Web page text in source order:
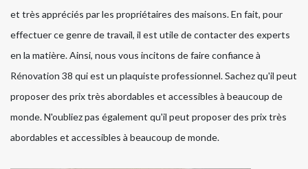
et très appréciés par les propriétaires des maisons. En fait, pour
effectuer ce genre de travail, il est utile de contacter des experts
en la matière. Ainsi, nous vous incitons de faire confiance à
Rénovation 38 qui est un plaquiste professionnel. Sachez qu'il peut
proposer des prix très abordables et accessibles à beaucoup de
monde. N'oubliez pas également qu'il peut proposer des prix très
abordables et accessibles à beaucoup de monde.